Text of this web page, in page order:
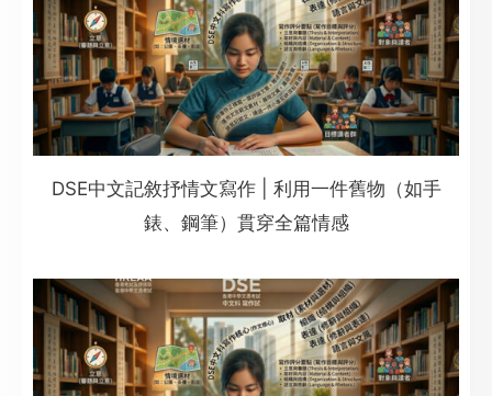
DSE中文記敘抒情文寫作 | 利用一件舊物（如手
錶、鋼筆）貫穿全篇情感